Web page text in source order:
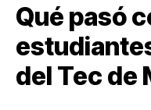
Qué pasó
del Tec de